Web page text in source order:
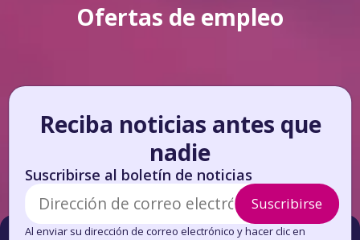
Ofertas de empleo
Reciba noticias antes que
nadie
Suscribirse al boletín de noticias
Suscribirse
Al enviar su dirección de correo electrónico y hacer clic en